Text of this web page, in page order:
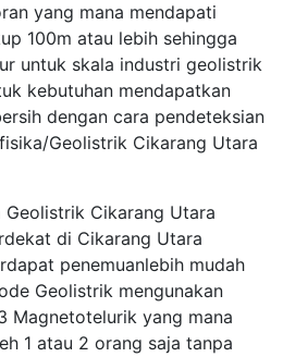
yang mana mendapati
100m atau lebih sehingga
untuk skala industri geolistrik
kebutuhan mendapatkan
dengan cara pendeteksian
Geolistrik Cikarang Utara
Geolistrik Cikarang Utara
di Cikarang Utara
penemuanlebih mudah
Geolistrik mengunakan
Magnetotelurik yang mana
1 atau 2 orang saja tanpa